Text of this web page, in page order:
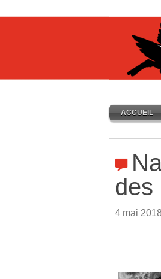
ACCUEIL
des
4 mai